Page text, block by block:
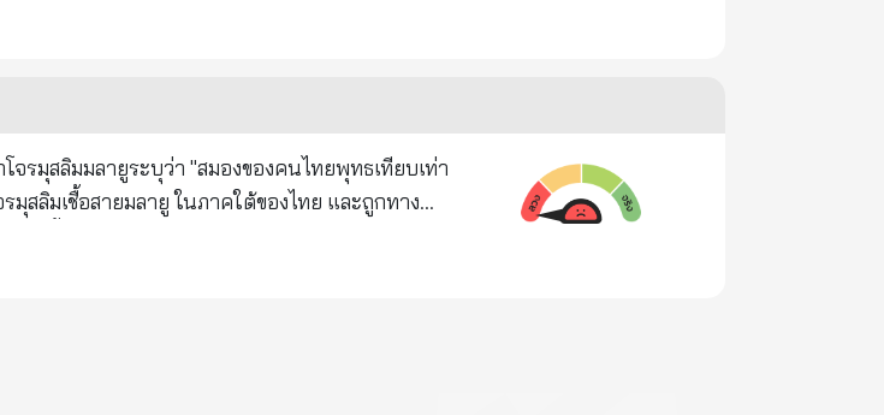
สงกรานต์นางเทพธิดาเจ็ดองค์ จึงผลัดเวรกันมา
) พระหัตถ์ขวาทรงจักร พระหัตถ์ซ้ายทรงสังข์ เสด็จ
านต์
ตลัง (น้ำมัน) พระหัตถ์ขวาทรงขรรค์ พระหัตถ์ซ้าย
มโนรา ถ้าวันอังคารเป็นวันมหา
อาภรณ์แก้วโมรา ภักษาหารโลหิต พระหัตถ์ขวาทรง
ความเชื่อว่าวันอังคาร ชื่อ นางรากษสเทวี ถ้าวัน
ของฝ่ายกัมพูชาในช่วงคืนวันที่ 28 ต่อเนื่องถึงเช้าวัน
มยังคงใช้อาวุธก่อกวนในพื้นที่แนวชายแดนหลายจุด
เวณชายแดน จึงได้รับความสนใจจากประชาชนและ
รมุสลิมมลายูระบุว่า "สมองของคนไทยพุทธเทียบเท่า